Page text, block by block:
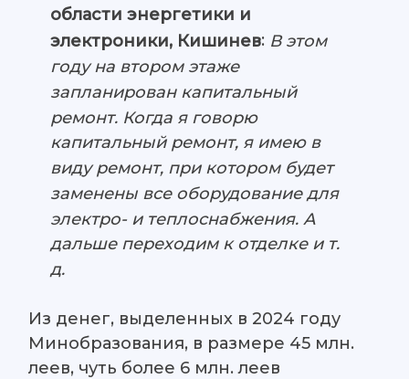
области энергетики и
электроники, Кишинев: В этом
году на втором этаже
запланирован капитальный
ремонт. Когда я говорю
капитальный ремонт, я имею в
виду ремонт, при котором будет
заменены все оборудование для
электро- и теплоснабжения. А
дальше переходим к отделке и т.
д.
Из денег, выделенных в 2024 году
Минобразования, в размере 45 млн.
леев, чуть более 6 млн. леев